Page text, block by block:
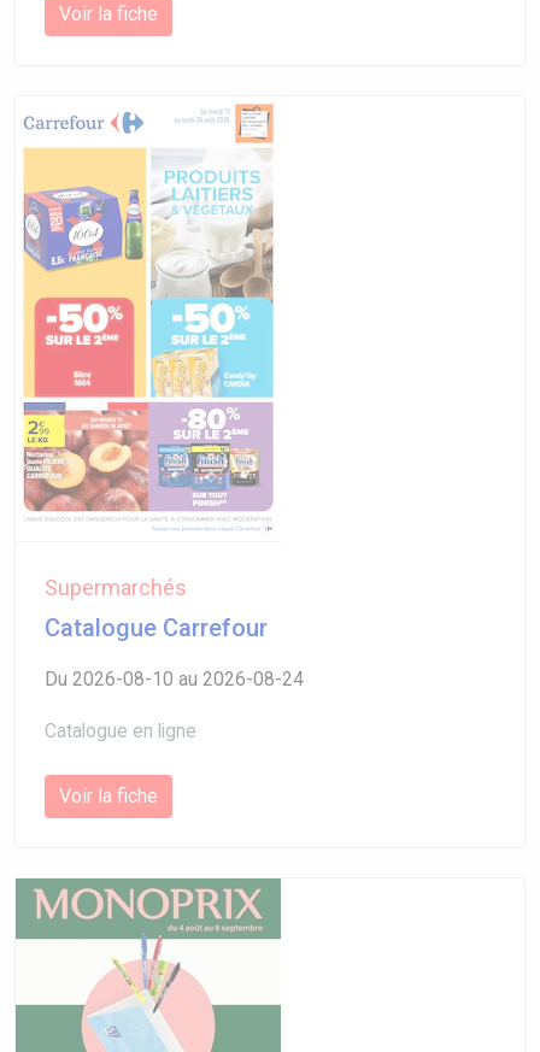
Voir la fiche
Supermarchés
Catalogue Carrefour
Du 2026-08-10 au 2026-08-24
Catalogue en ligne
Voir la fiche